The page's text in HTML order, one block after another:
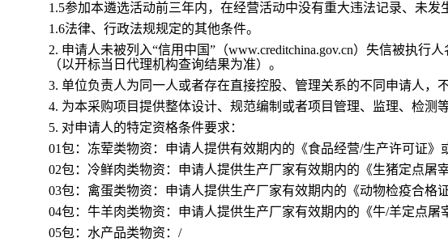
1.5参加本遴选活动前三年内，在经营活动中没有重大违法记录、未发
1.6法律、行政法规规定的其他条件。
2. 申请人未被列入“信用中国”（www.creditchina.gov.cn）失信被执
（以开标当日代理机构查询结果为准）。
3. 单位负责人为同一人或者存在直接控股、管理关系的不同申请人，
4. 为本采购项目提供整体设计、规范编制或者项目管理、监理、检测
5. 对申请人的特定资格条件要求：
01包：冻荤类物资：申请人提供有效期内的《食品经营/生产许可证》
02包：冷鲜肉类物资：申请人提供生产厂家有效期内的《生猪定点屠
03包：禽蛋类物资：申请人提供生产厂家有效期内的《动物检疫合格
04包：牛羊肉类物资：申请人提供生产厂家有效期内的《牛/羊定点屠
05包：水产品类物资：/